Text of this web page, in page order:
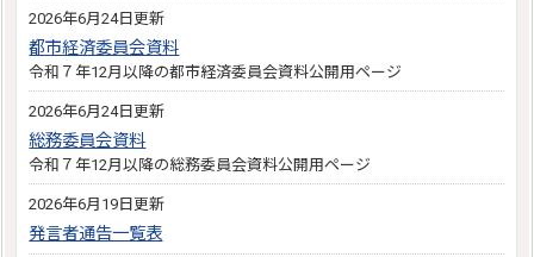
2026年6月24日更新
都市経済委員会資料
令和７年12月以降の都市経済委員会資料公開用ページ
2026年6月24日更新
総務委員会資料
令和７年12月以降の総務委員会資料公開用ページ
2026年6月19日更新
発言者通告一覧表